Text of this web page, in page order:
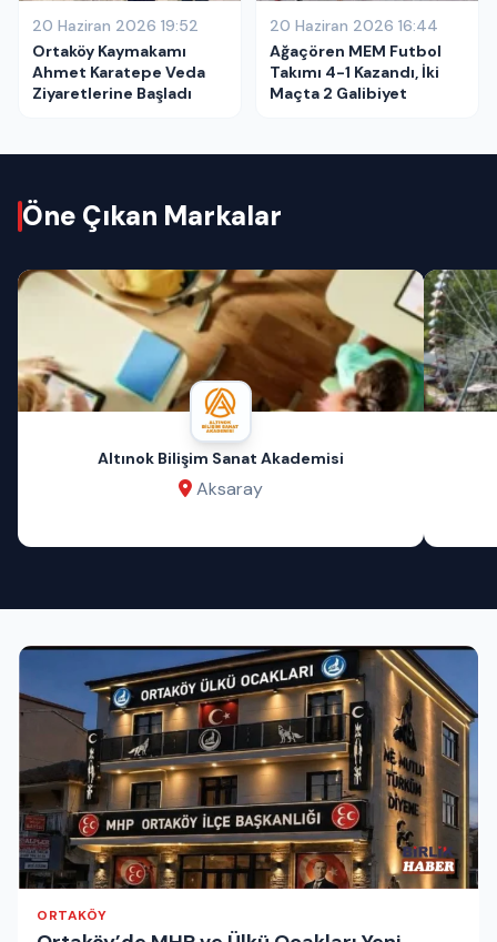
20 Haziran 2026 19:52
Ortaköy Kaymakamı
Ahmet Karatepe Veda
Ziyaretlerine Başladı
20 Haziran 2026 16:44
Ağaçören MEM Futbol
Takımı 4-1 Kazandı, İki
Maçta 2 Galibiyet
Öne Çıkan Markalar
Altınok Bilişim Sanat Akademisi
Aksaray
ORTAKÖY